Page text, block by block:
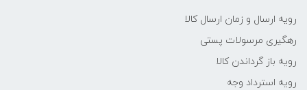
رویه ارسال و زمان ارسال کالا
رهگیری مرسولات پستی
رویه باز گرداندن کالا
رویه استرداد وجه